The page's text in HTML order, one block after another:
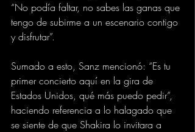
“No podía faltar, no sabes las ganas que
tengo de subirme a un escenario contigo
y disfrutar”.
Sumado a esto, Sanz mencionó: “Es tu
primer concierto aquí en la gira de
Estados Unidos, qué más puedo pedir”,
haciendo referencia a lo halagado que
se siente de que Shakira lo invitara a